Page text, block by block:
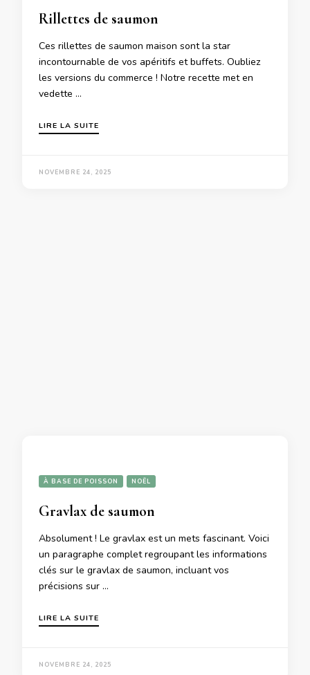
Rillettes de saumon
Ces rillettes de saumon maison sont la star
incontournable de vos apéritifs et buffets. Oubliez
les versions du commerce ! Notre recette met en
vedette …
LIRE LA SUITE
NOVEMBRE 24, 2025
À BASE DE POISSON NOËL
Gravlax de saumon
Absolument ! Le gravlax est un mets fascinant. Voici
un paragraphe complet regroupant les informations
clés sur le gravlax de saumon, incluant vos
précisions sur …
LIRE LA SUITE
NOVEMBRE 24, 2025